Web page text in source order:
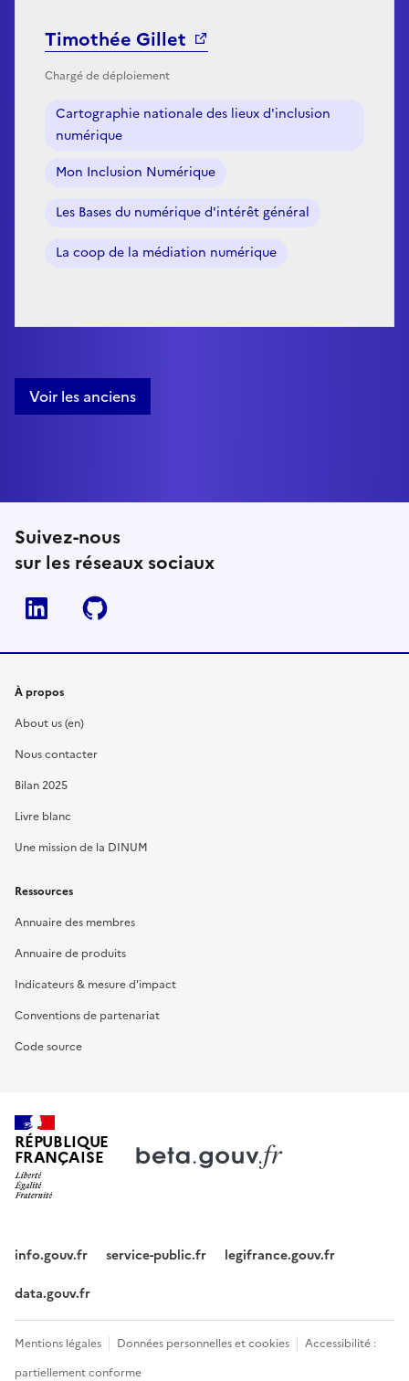
Timothée Gillet
Chargé de déploiement
Cartographie nationale des lieux d'inclusion
numérique
Mon Inclusion Numérique
Les Bases du numérique d'intérêt général
La coop de la médiation numérique
Voir les anciens
Suivez-nous
sur les réseaux sociaux
Linkedin
À propos
About us (en)
Nous contacter
Bilan 2025
Livre blanc
Une mission de la DINUM
Ressources
Annuaire des membres
Annuaire de produits
Indicateurs & mesure d'impact
Conventions de partenariat
Code source
RÉPUBLIQUE
FRANÇAISE
info.gouv.fr service-public.fr
legifrance.gouv.fr
data.gouv.fr
Mentions légales Données personnelles et cookies
Accessibilité :
partiellement conforme